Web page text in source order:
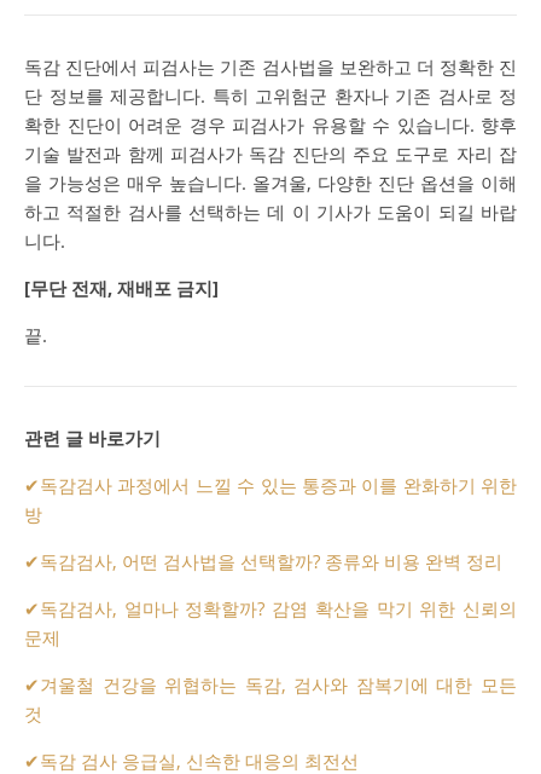
독감 진단에서 피검사는 기존 검사법을 보완하고 더 정확한 진
단 정보를 제공합니다. 특히 고위험군 환자나 기존 검사로 정
확한 진단이 어려운 경우 피검사가 유용할 수 있습니다. 향후
기술 발전과 함께 피검사가 독감 진단의 주요 도구로 자리 잡
을 가능성은 매우 높습니다. 올겨울, 다양한 진단 옵션을 이해
하고 적절한 검사를 선택하는 데 이 기사가 도움이 되길 바랍
니다.
[무단 전재, 재배포 금지]
끝.
관련 글 바로가기
✔독감검사 과정에서 느낄 수 있는 통증과 이를 완화하기 위한
방
✔독감검사, 어떤 검사법을 선택할까? 종류와 비용 완벽 정리
✔독감검사, 얼마나 정확할까? 감염 확산을 막기 위한 신뢰의
문제
✔겨울철 건강을 위협하는 독감, 검사와 잠복기에 대한 모든
것
✔독감 검사 응급실, 신속한 대응의 최전선